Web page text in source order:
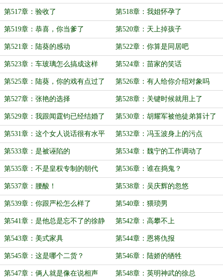
第517章：验收了 第518章：我姐怀孕了
第519章：恭喜，你当爹了 第520章：天上掉孩子
第521章：陆葵的感动 第522章：你算是同居吧
第523章：车玻璃怎么搞成这样
了？
第524章：苗家的笑话
第525章：陆葵，你的戏有点过了 第526章：有人给你介绍对象吗
第527章：张艳的选择 第528章：关键时候就用上了
第529章：我跟闻霆钧已经结婚了 第530章：胡耀军被他徒弟算计了
第531章：这个女人说话很有水平 第532章：冯玉波身上的污点
第533章：是被诬陷的 第534章：魏宁的工作调动了
第535章：不是皇权专制的朝代 第536章：谁在捣鬼？
第537章：腰酸！ 第538章：吴庆辉的忽悠
第539章：你跟严松怎么样了 第540章：猥琐男
第541章：是他总是忘不了的徐静 第542章：高攀不上
第543章：美式家具 第544章：恩将仇报
第545章：这是哪个二货？ 第546章：陆娇的牺牲
第547章：俩人就是像在说相声 第548章：英明神武的徐总